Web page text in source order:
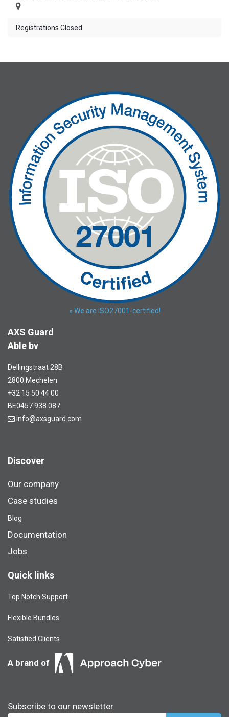
Registrations Closed
» We are ISO27001-certified!
AXS Guard
Able bv
Dellingstraat 28B
2800 Mechelen
+32 15 50 44 00
BE0457.938.087
info@axsguard.com
Discover
Our company
Case studies
Blog​
Documentation
Jobs
Quick links
Top Notch Support
Flexible Bundles
Satisfied Clients
A brand of
Subscribe to our newsletter